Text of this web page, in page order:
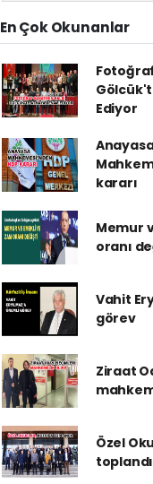
En Çok Okunanlar
Ediyor
kararı
Memur
oranı
Vahit
görev
Ziraat
Özel
toplandı